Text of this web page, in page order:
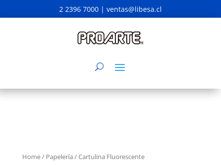
2 2396 7000 | ventas@libesa.cl
Home/ Papelería / Cartulina Fluorescente